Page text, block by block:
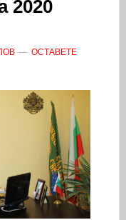
2020
ОСТАВЕТЕ